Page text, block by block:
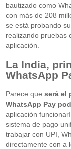
bautizado como
con más de 208
se está probando
realizando pruebas
aplicación.
La India,
WhatsApp
Parece que será el
WhatsApp Pay
aplicación
sistema de pago
trabajar con UPI,
directamente con a